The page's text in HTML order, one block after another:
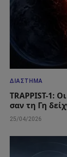
ΔΙΆΣΤΗΜΑ
TRAPPIST-1:
σαν τη Γη
25/04/2026